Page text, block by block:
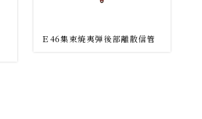
Ｅ46集束焼夷弾後部離散信管